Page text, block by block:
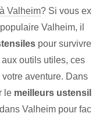
Valheim? Si vous ex
Valheim, il
pour survivre
outils utiles, ces
aventure. Dans
le meilleurs ustensil
Valheim pour fac